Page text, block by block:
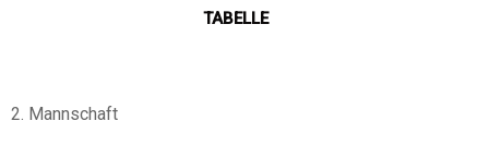
TABELLE
2. Mannschaft